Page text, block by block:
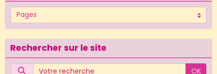
Rechercher sur le site
OK